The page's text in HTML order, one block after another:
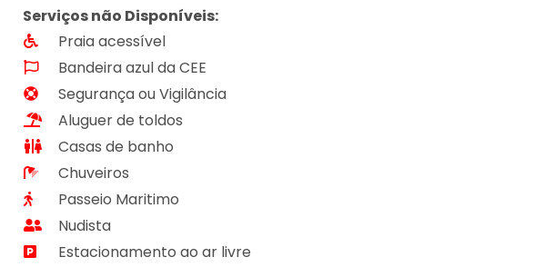
Serviços não Disponíveis:
Praia acessível
Bandeira azul da CEE
Segurança ou Vigilância
Aluguer de toldos
Casas de banho
Chuveiros
Passeio Maritimo
Nudista
Estacionamento ao ar livre